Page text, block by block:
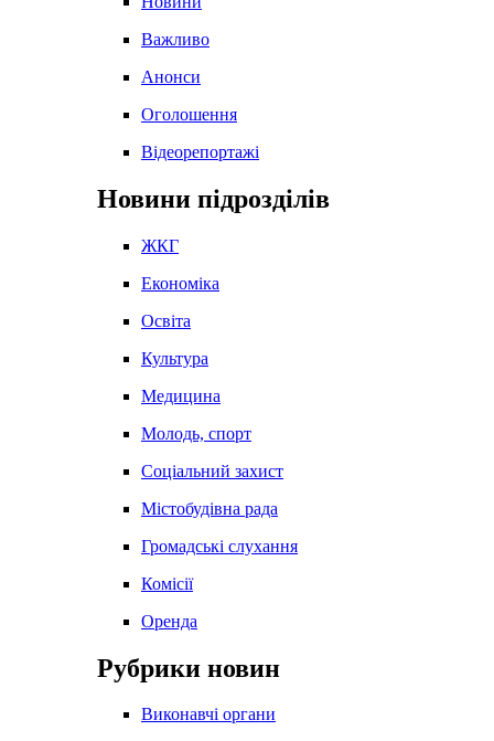
Важливо
Анонси
Оголошення
Відеорепортажі
Новини підрозділів
ЖКГ
Економіка
Освіта
Культура
Медицина
Молодь, спорт
Соціальний захист
Містобудівна рада
Громадські слухання
Комісії
Оренда
Рубрики новин
Виконавчі органи